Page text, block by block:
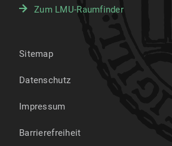
Zum LMU-Raumfinder
Sitemap
Datenschutz
Impressum
Barrierefreiheit